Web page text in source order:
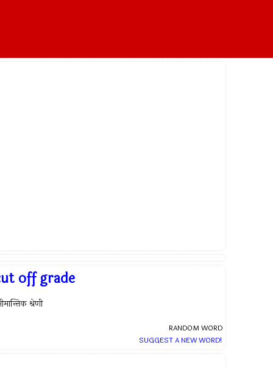
off grade
श्रेणी
RANDOM WORD
SUGGEST A NEW WORD!